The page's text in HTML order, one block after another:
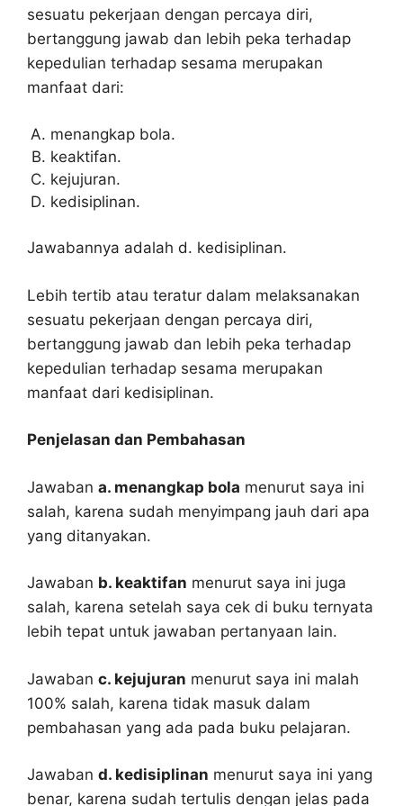
sesuatu pekerjaan dengan percaya diri,
bertanggung jawab dan lebih peka terhadap
kepedulian terhadap sesama merupakan
manfaat dari:
menangkap bola.
keaktifan.
kejujuran.
kedisiplinan.
Jawabannya adalah d. kedisiplinan.
Lebih tertib atau teratur dalam melaksanakan
sesuatu pekerjaan dengan percaya diri,
bertanggung jawab dan lebih peka terhadap
kepedulian terhadap sesama merupakan
manfaat dari kedisiplinan.
Penjelasan dan Pembahasan
Jawaban a. menangkap bola menurut saya ini
salah, karena sudah menyimpang jauh dari apa
yang ditanyakan.
Jawaban b. keaktifan menurut saya ini juga
salah, karena setelah saya cek di buku ternyata
lebih tepat untuk jawaban pertanyaan lain.
Jawaban c. kejujuran menurut saya ini malah
100% salah, karena tidak masuk dalam
pembahasan yang ada pada buku pelajaran.
Jawaban d. kedisiplinan menurut saya ini yang
benar, karena sudah tertulis dengan jelas pada